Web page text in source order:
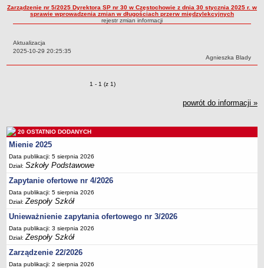
Techniczne Zakłady Naukowe
PRZEDSZKOLA
ARCHIWUM SZKÓŁ I PLACÓWEK
Wielofunkcyjna Placówka
Specjalny Ośrodek nr 5
BURSA MIEJSKA
Dane podstawowe
Statut
Majątek
Godziny dyżurów
Ogłoszenie
Zarządzenia
Kontrole
Rejestry, ewidencje, archiwa
Zarządzenie nr 5/2025 Dyrektora SP nr 30 w Częstochowie z dnia 30 stycznia 2025 r. w
sprawie wprowadzenia zmian w długościach przerw międzylekcyjnych
rejestr zmian informacji
Aktualizacja
Data:
2025-10-29 20:25:35
Autor:
Agnieszka Blady
Zmiany o pozycjach
1 - 1 (z 1)
powrót do informacji »
20 OSTATNIO DODANYCH
Mienie 2025
Data publikacji: 5 sierpnia 2026
Dział:Szkoły Podstawowe
Zapytanie ofertowe nr 4/2026
Data publikacji: 5 sierpnia 2026
Dział:Zespoły Szkół
Unieważnienie zapytania ofertowego nr 3/2026
Data publikacji: 3 sierpnia 2026
Dział:Zespoły Szkół
Zarządzenie 22/2026
Data publikacji: 2 sierpnia 2026